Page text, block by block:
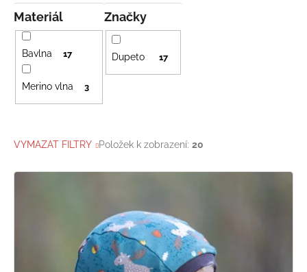
Značky
Dupeto 17
Materiál
Bavlna 17
Merino vlna 3
VYMAZAT FILTRY Položek k zobrazení: 20
V